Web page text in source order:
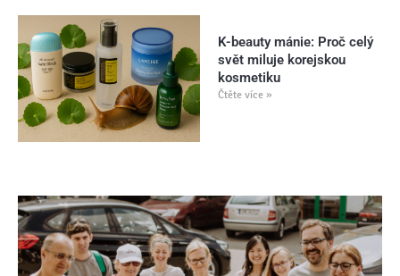
K-beauty mánie: Proč celý
svět miluje korejskou
kosmetiku
Čtěte více »